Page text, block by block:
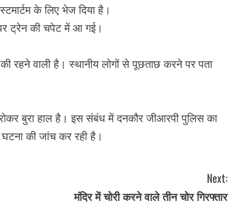
के लिए भेज दिया है।
पर ट्रेन की चपेट में आ गई।
रहने वाली है। स्थानीय लोगों से पूछताछ करने पर पता
बुरा हाल है। इस संबंध में दनकौर जीआरपी पुलिस का
की जांच कर रही है।
Next:
मंदिर में चोरी करने वाले तीन चोर गिरफ्तार